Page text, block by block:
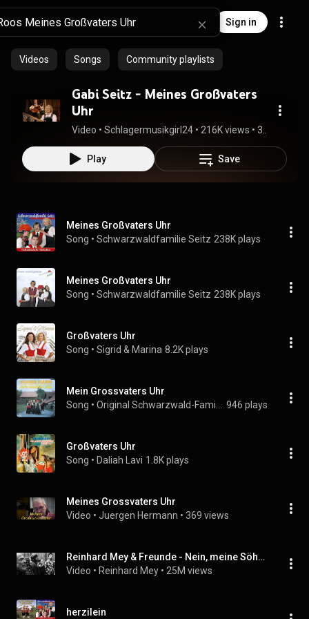
Sign in
Videos Songs Community playlists
Gabi Seitz - Meines Großvaters
Uhr
Video • Schlagermusikgirl24 • 216K views •
Play Save
Meines Großvaters Uhr
Song • Schwarzwaldfamilie Seitz 238K plays
Meines Großvaters Uhr
Song • Schwarzwaldfamilie Seitz 238K plays
Großvaters Uhr
Song • Sigrid & Marina 8.2K plays
Mein Grossvaters Uhr
Song • 946 plays
Großvaters Uhr
Song • Daliah Lavi 1.8K plays
Meines Grossvaters Uhr
Video • Juergen Hermann • 369 views
Reinhard Mey & Freunde - Nein, meine Söhne geb' ich nicht [Offizielles Video]
Video • Reinhard Mey • 25M views
herzilein